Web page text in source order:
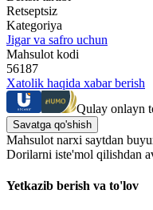
Retseptsiz
Kategoriya
Jigar va safro uchun
Mahsulot kodi
56187
Xatolik haqida xabar berish
Qulay onlayn
Savatga qo'shish
Mahsulot narxi saytdan
Dorilarni iste'mol qilishdan
Yetkazib berish va to'lov